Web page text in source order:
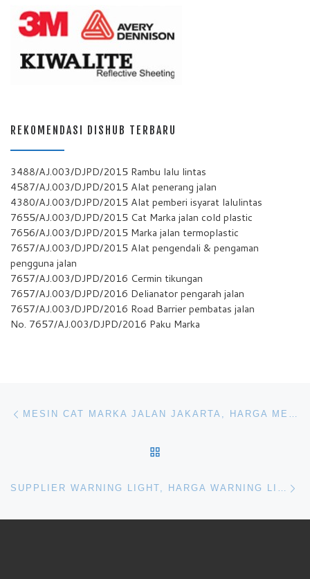
REKOMENDASI DISHUB TERBARU
3488/AJ.003/DJPD/2015 Rambu lalu lintas
4587/AJ.003/DJPD/2015 Alat penerang jalan
4380/AJ.003/DJPD/2015 Alat pemberi isyarat lalulintas
7655/AJ.003/DJPD/2015 Cat Marka jalan cold plastic
7656/AJ.003/DJPD/2015 Marka jalan termoplastic
7657/AJ.003/DJPD/2015 Alat pengendali & pengaman
pengguna jalan
7657/AJ.003/DJPD/2016 Cermin tikungan
7657/AJ.003/DJPD/2016 Delianator pengarah jalan
7657/AJ.003/DJPD/2016 Road Barrier pembatas jalan
No. 7657/AJ.003/DJPD/2016 Paku Marka
Navigasi pos MESIN CAT MARKA JALAN JAKARTA, HARGA MESIN MARKA JALAN MURAH, PABRIK MESIN MARKA
SUPPLIER WARNING LIGHT, HARGA WARNING LIGHT GROSIR, JUAL WARNING LIGHT LALU LINTAS